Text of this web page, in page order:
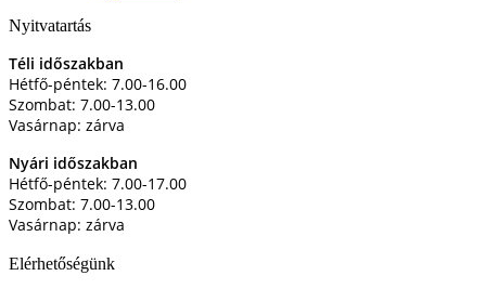
Nyitvatartás
Téli időszakban
Hétfő-péntek: 7.00-16.00
Szombat: 7.00-13.00
Vasárnap: zárva
Nyári időszakban
Hétfő-péntek: 7.00-17.00
Szombat: 7.00-13.00
Vasárnap: zárva
Elérhetőségünk